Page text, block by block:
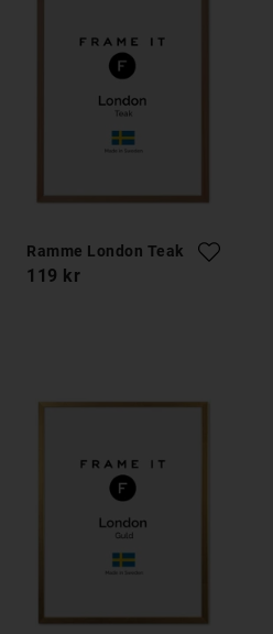
Ramme London Teak
119 kr